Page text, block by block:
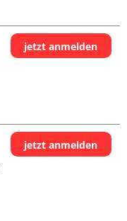
jetzt anmelden
jetzt anmelden